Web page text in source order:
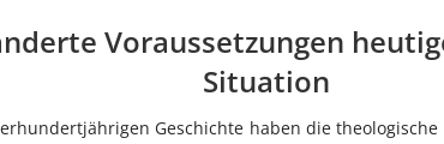
Voraussetzungen
Situation
Geschichte haben die